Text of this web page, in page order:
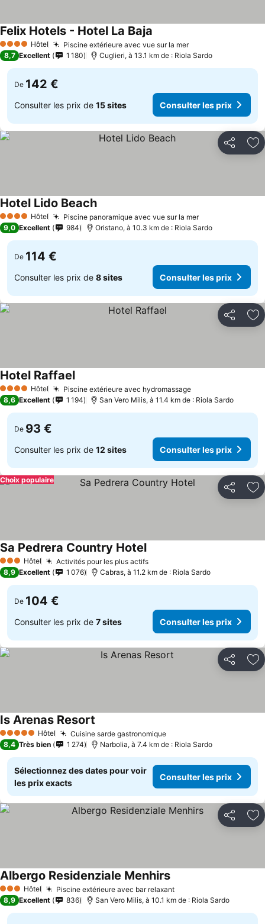
4 Étoiles Hôtel Piscine extérieure avec vue sur la mer
Felix Hotels - Hotel La Baja
8,7 Excellent 1 180 Cuglieri, à 13.1 km de : Riola Sardo
De 142 €
Consulter les prix de 15 sites Consulter les prix
Partager
4 Étoiles Hôtel Piscine panoramique avec vue sur la mer
Hotel Lido Beach
9,0 Excellent 984 Oristano, à 10.3 km de : Riola Sardo
De 114 €
Consulter les prix de 8 sites Consulter les prix
Partager
4 Étoiles Hôtel Piscine extérieure avec hydromassage
Hotel Raffael
8,6 Excellent 1 194 San Vero Milis, à 11.4 km de : Riola Sardo
De 93 €
Consulter les prix de 12 sites Consulter les prix
Partager
Choix populaire
3 ÉtoilesHôtel Activités pour les plus actifs
Sa Pedrera Country Hotel
8,9 Excellent 1 076 Cabras, à 11.2 km de : Riola Sardo
De 104 €
Consulter les prix de 7 sites Consulter les prix
Partager
5 Étoiles Hôtel Cuisine sarde gastronomique
Is Arenas Resort
8,4 Très bien 1 274 Narbolia, à 7.4 km de : Riola Sardo
Sélectionnez des dates pour voir
les prix exacts
Consulter les prix
Partager
3 ÉtoilesHôtel Piscine extérieure avec bar relaxant
Albergo Residenziale Menhirs
8,9 Excellent 836 San Vero Milis, à 10.1 km de : Riola Sardo